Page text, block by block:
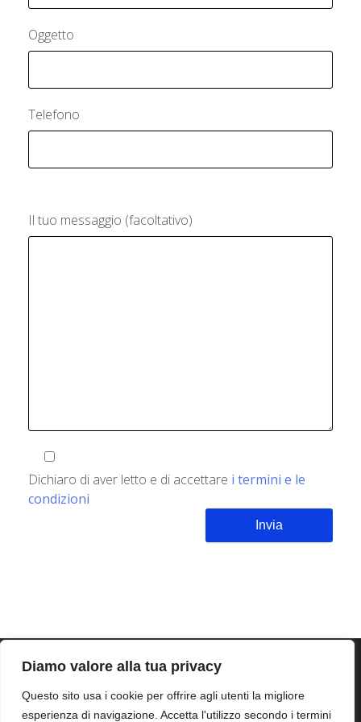
Diamo valore alla tua privacy
Questo sito usa i cookie per offrire agli utenti la migliore
esperienza di navigazione. Accetta l'utilizzo secondo i termini
Oggetto
Telefono
Il tuo messaggio (facoltativo)
Dichiaro di aver letto e di accettare i termini e le
condizioni